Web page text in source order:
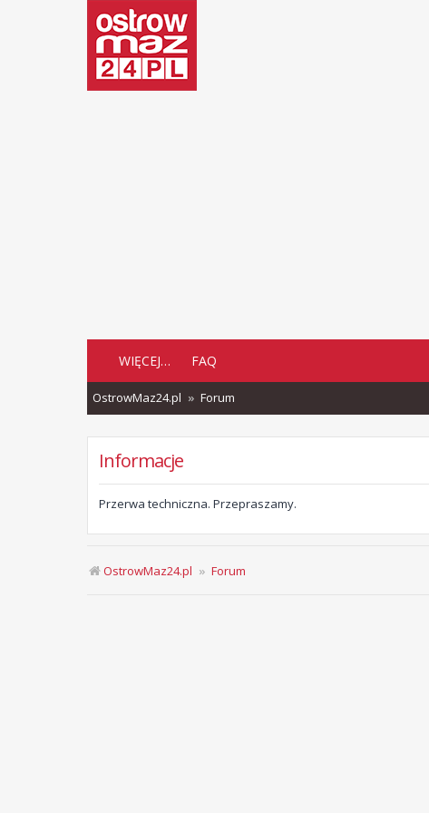
WIĘCEJ… FAQ
OstrowMaz24.pl Forum
Informacje
Przerwa techniczna. Przepraszamy.
OstrowMaz24.pl Forum